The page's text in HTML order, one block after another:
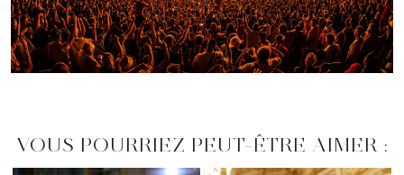
VOUS POURRIEZ PEUT-ÊTRE AIMER :